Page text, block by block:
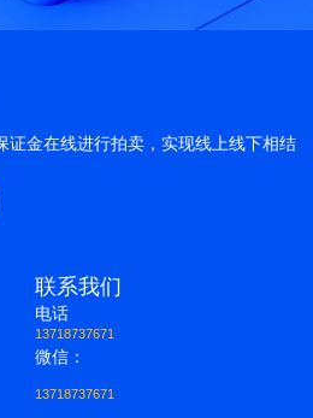
证金在线进行拍卖，实现线上线下相结
联系我们
电话
13718737671
微信：
13718737671